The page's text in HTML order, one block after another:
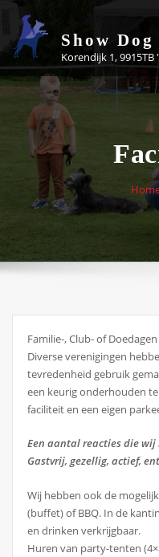
Skip
content
Show
Korendijk 1, 9915TB
Familie-, Club- of
Diverse verenigingen
tevredenheid gebruik
een keurig onderhouden
faciliteit en een eigen
Een aantal reacties die wij
Gastvrij, gezellig, actief,
Wij hebben ook de
(buffet) of BBQ. In de
en drinken verkrijgbaar.
Huren van party-tenten